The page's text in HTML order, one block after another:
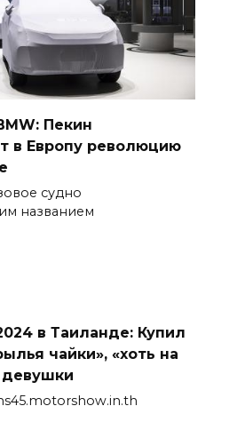
Пекин
в Европу революцию
судно
названием
в Таиланде: Купил
чайки», «хоть на
девушки